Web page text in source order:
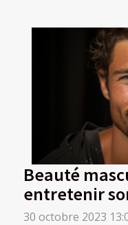
Beauté
entretenir
30 octobre 2023